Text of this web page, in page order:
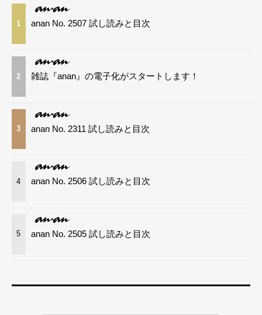
1 anan No. 2507 試し読みと目次
2 雑誌『anan』の電子化がスタートします！
3 anan No. 2311 試し読みと目次
4 anan No. 2506 試し読みと目次
5 anan No. 2505 試し読みと目次